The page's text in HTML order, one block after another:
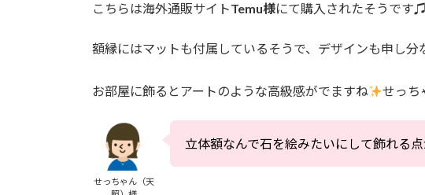
こちらは海外通販サイトTemu様にて購入されたそうです♫
額縁にはマットも付属しているそうで、デザインも申し分
お部屋に飾るとアートのような高級感がでますね せっち
せっちゃん（天
立体額なんで石を絵みたいにして飾れる点